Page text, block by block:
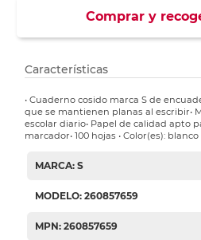
Comprar y
Características
• Cuaderno cosido marca S de
que se mantienen planas al escribir•
escolar diario• Papel de calidad apto
marcador• 100 hojas • Color(es): blanco
MARCA: S
MODELO: 260857659
MPN: 260857659